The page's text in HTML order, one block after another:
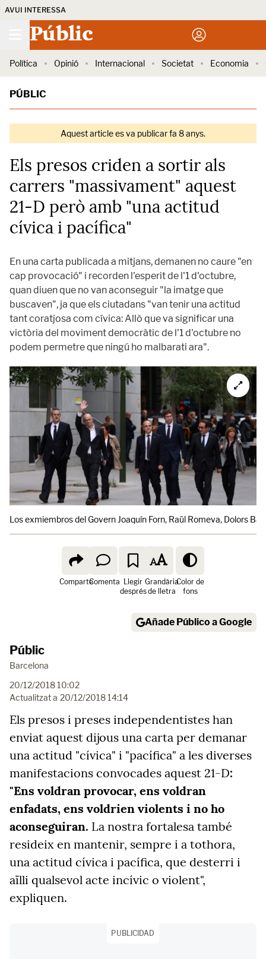
AVUI INTERESSA
Públic
Política Opinió Internacional Societat Economia
PÚBLIC
Aquest article es va publicar fa 8 anys.
Els presos criden a sortir als
carrers "massivament" aquest
21-D però amb "una actitud
cívica i pacífica"
En una carta publicada a mitjans, demanen no caure "en
cap provocació" i recorden l'esperit de l'1 d'octubre,
quan diuen que no van aconseguir "la imatge que
buscaven", ja que els ciutadans "van tenir una actitud
tant coratjosa com cívica: Allò que va significar una
victòria del moviment democràtic de l'1 d'octubre no
podem permetre que ningú ho malbarati ara".
Los exmiembros del Govern Joaquín Forn, Raül Romeva, Dolors
ComparteComenta Llegir
després
Grandària
de lletra
Color de
fons
Añade Público a Google
Públic
Barcelona
20/12/2018 10:02
Actualitzat a 20/12/2018 14:14
Els presos i preses independentistes han
enviat aquest dijous una carta per demanar
una actitud "cívica" i "pacífica" a les diverses
manifestacions convocades aquest 21-D:
"Ens voldran provocar, ens voldran
enfadats, ens voldrien violents i no ho
aconseguiran. La nostra fortalesa també
resideix en mantenir, sempre i a tothora,
una actitud cívica i pacífica, que desterri i
aïlli qualsevol acte incívic o violent",
expliquen.
PUBLICIDAD